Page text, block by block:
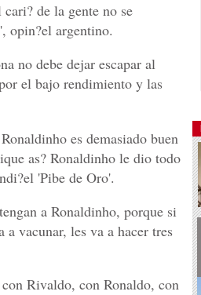
de la gente no se
opin?el argentino.
no debe dejar escapar al
el bajo rendimiento y las
es demasiado buen
as? Ronaldinho le dio todo
'Pibe de Oro'.
a Ronaldinho, porque si
vacunar, les va a hacer tres
Rivaldo, con Ronaldo, con